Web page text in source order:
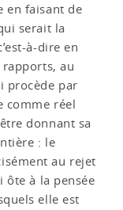
en faisant de
serait la
à-dire en
au
procède par
comme réel
donnant sa
: le
au rejet
à la pensée
elle est